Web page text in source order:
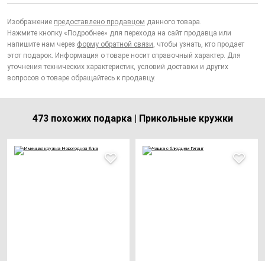
Изображение предоставлено продавцом данного товара.
Нажмите кнопку «Подробнее» для перехода на сайт продавца или
напишите нам через форму обратной связи, чтобы узнать, кто продает
этот подарок. Информация о товаре носит справочный характер. Для
уточнения технических характеристик, условий доставки и других
вопросов о товаре обращайтесь к продавцу.
473 похожих подарка | Прикольные кружки